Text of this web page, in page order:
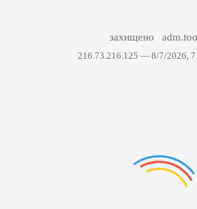
захищено
216.73.216.125 — 8/7/2026,